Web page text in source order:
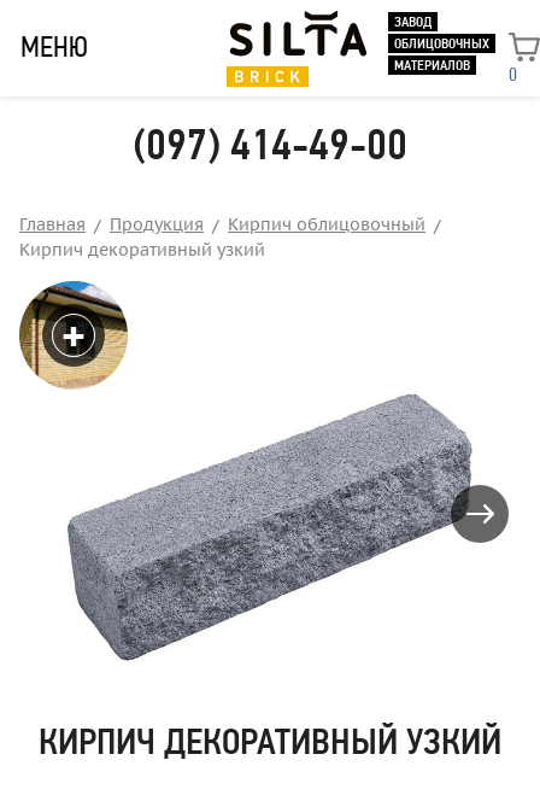
МЕНЮ
ЗАВОД
ОБЛИЦОВОЧНЫХ
МАТЕРИАЛОВ
0
(097) 414-49-00
Главная Продукция
Кирпич облицовочный
Кирпич декоративный узкий
КИРПИЧ ДЕКОРАТИВНЫЙ УЗКИЙ